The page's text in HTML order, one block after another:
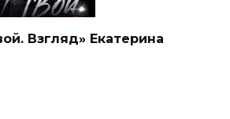
Взгляд» Екатерина